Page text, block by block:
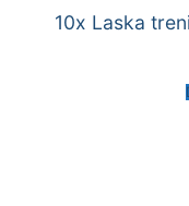
10x Laska